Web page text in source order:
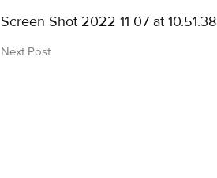
Screen Shot 2022 11 07 at 10.51.38
Next Post